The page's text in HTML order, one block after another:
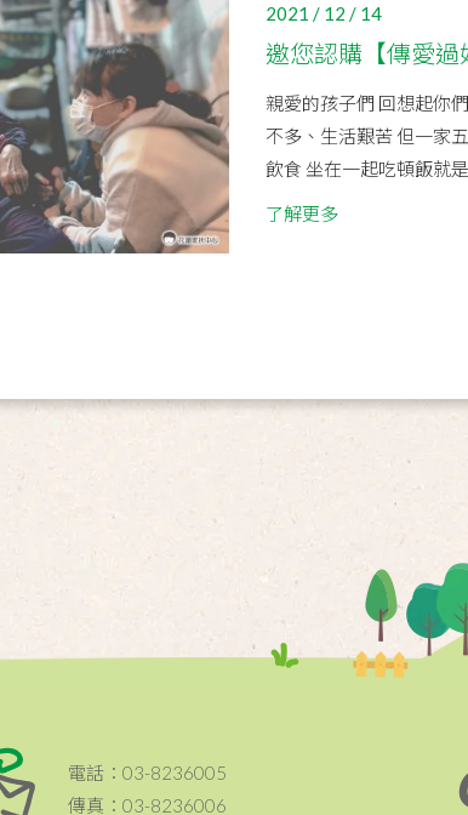
2021 / 12 / 14
邀您認購【傳愛
親愛的孩子們 回想起你
不多、生活艱苦 但一家
飲食 坐在一起吃頓飯就
了解更多
電話：03-8236005
傳真：03-8236006